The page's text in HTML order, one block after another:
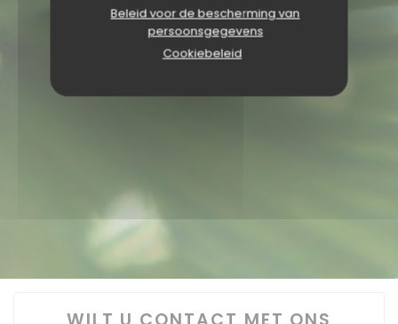
Beleid voor de bescherming van
persoonsgegevens
Cookiebeleid